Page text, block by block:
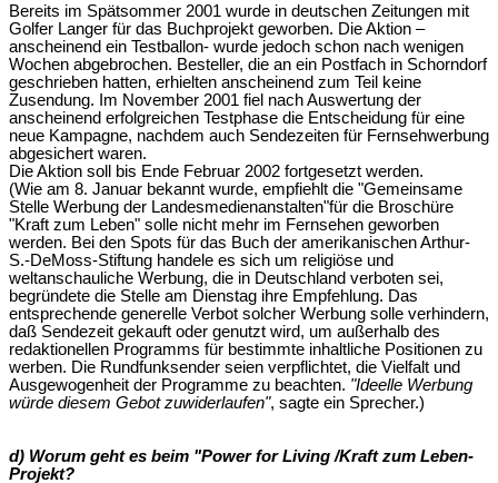
Bereits im Spätsommer 2001 wurde in deutschen Zeitungen mit
Golfer Langer für das Buchprojekt geworben. Die Aktion –
anscheinend ein Testballon- wurde jedoch schon nach wenigen
Wochen abgebrochen. Besteller, die an ein Postfach in Schorndorf
geschrieben hatten, erhielten anscheinend zum Teil keine
Zusendung. Im November 2001 fiel nach Auswertung der
anscheinend erfolgreichen Testphase die Entscheidung für eine
neue Kampagne, nachdem auch Sendezeiten für Fernsehwerbung
abgesichert waren.
Die Aktion soll bis Ende Februar 2002 fortgesetzt werden.
(Wie am 8. Januar bekannt wurde, empfiehlt die "Gemeinsame
Stelle Werbung der Landesmedienanstalten"für die Broschüre
"Kraft zum Leben" solle nicht mehr im Fernsehen geworben
werden. Bei den Spots für das Buch der amerikanischen Arthur-
S.-DeMoss-Stiftung handele es sich um religiöse und
weltanschauliche Werbung, die in Deutschland verboten sei,
begründete die Stelle am Dienstag ihre Empfehlung. Das
entsprechende generelle Verbot solcher Werbung solle verhindern,
daß Sendezeit gekauft oder genutzt wird, um außerhalb des
redaktionellen Programms für bestimmte inhaltliche Positionen zu
werben. Die Rundfunksender seien verpflichtet, die Vielfalt und
Ausgewogenheit der Programme zu beachten. "Ideelle Werbung
würde diesem Gebot zuwiderlaufen", sagte ein Sprecher.)
d) Worum geht es beim "Power for Living /Kraft zum Leben-
Projekt?